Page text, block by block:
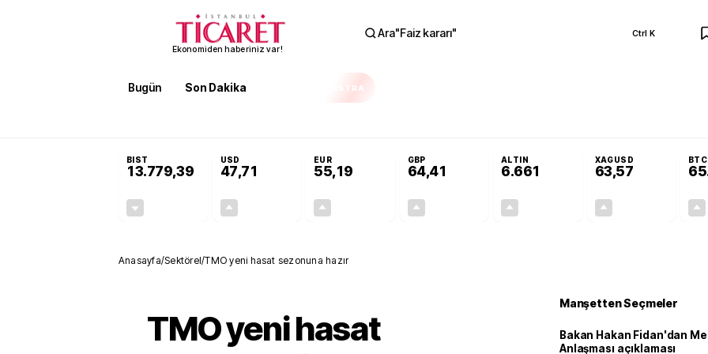
Ekonomiden haberiniz var!
Ara"Faiz kararı" Ctrl K
Bugün Son Dakika EKSTRA
BIST
13.779,39
USD
47,71
EUR
55,19
GBP
64,41
ALTIN
6.661
XAGUSD
63,57
BTC
Anasayfa/Sektörel/TMO yeni hasat sezonuna hazır
TMO yeni hasat
Manşetten Seçmeler
Bakan Hakan Fidan'dan
Anlaşması açıklaması